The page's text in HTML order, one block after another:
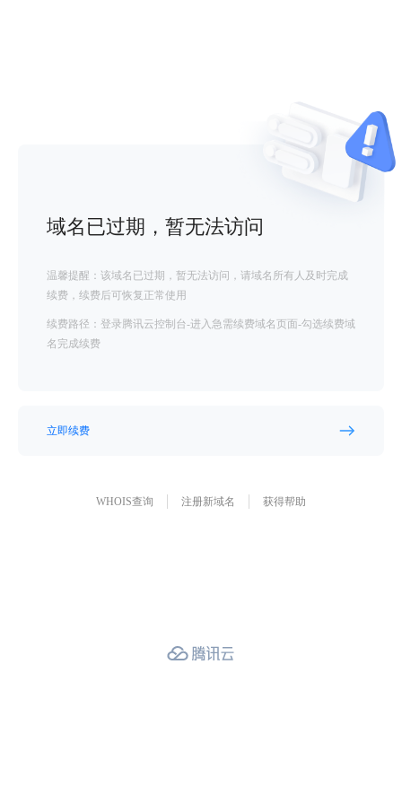
域名已过期，暂无法访问
温馨提醒：该域名已过期，暂无法访问，请域名所有人及时完成
续费，续费后可恢复正常使用
续费路径：登录腾讯云控制台-进入急需续费域名页面-勾选续费域
名完成续费
立即续费
WHOIS查询 注册新域名 获得帮助